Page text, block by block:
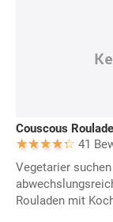
Couscous
41
Vegetarier
Rouladen mit